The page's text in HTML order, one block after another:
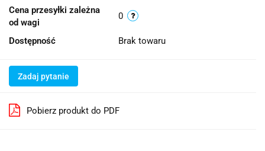
Cena przesyłki zależna
od wagi
0
Dostępność Brak towaru
Zadaj pytanie
Pobierz produkt do PDF